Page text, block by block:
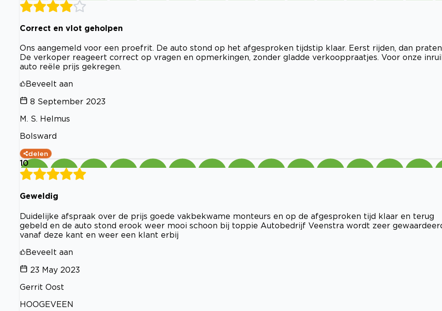
Correct en vlot geholpen
Ons aangemeld voor een proefrit. De auto stond op het afgesproken tijdstip klaar. Eerst rijden, dan
De verkoper reageert correct op vragen en opmerkingen, zonder gladde verkooppraatjes. Voor onze
auto reële prijs gekregen.
Beveelt aan
8 September 2023
M. S. Helmus
Bolsward
delen
10
Geweldig
Duidelijke afspraak over de prijs goede vakbekwame monteurs en op de afgesproken tijd klaar en terug
gebeld en de auto stond erook weer mooi schoon bij toppie Autobedrijf Veenstra wordt zeer
vanaf deze kant en weer een klant erbij
Beveelt aan
23 May 2023
Gerrit Oost
HOOGEVEEN